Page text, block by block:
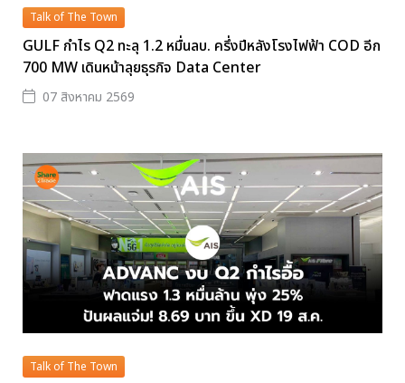
Talk of The Town
GULF กำไร Q2 ทะลุ 1.2 หมื่นลบ. ครึ่งปีหลังโรงไฟฟ้า COD อีก
700 MW เดินหน้าลุยธุรกิจ Data Center
07 สิงหาคม 2569
Talk of The Town